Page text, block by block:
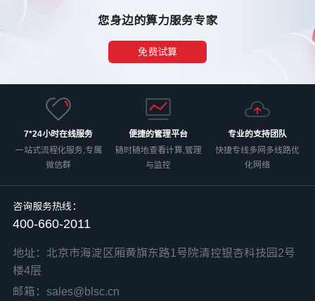
您身边的算力服务专家
免费试算
7*24小时在线服务
一站式流程化服务,专属
微信群
便捷的管理平台
随时随地查看计算,管理
与监控
专业的支持团队
快捷专线多网多线路优
化网络
咨询服务热线：
400-660-2011
地址：北京市海淀区厢黄旗东路1号院清控银杏科技园2号
楼4层
邮箱：sales@blsc.cn